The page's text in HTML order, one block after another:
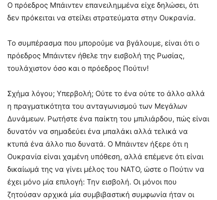
Ο πρόεδρος Μπάιντεν επανειλημμένα είχε δηλώσει, ότι
δεν πρόκειται να στείλει στρατεύματα στην Ουκρανία.
Το συμπέρασμα που μπορούμε να βγάλουμε, είναι ότι ο
πρόεδρος Μπάιντεν ήθελε την εισβολή της Ρωσίας,
τουλάχιστον όσο και ο πρόεδρος Πούτιν!
Σχήμα λόγου; Υπερβολή; Ούτε το ένα ούτε το άλλο αλλά
η πραγματικότητα του ανταγωνισμού των Μεγάλων
Δυνάμεων. Ρωτήστε ένα παίκτη του μπιλιάρδου, πώς είναι
δυνατόν να σημαδεύει ένα μπαλάκι αλλά τελικά να
κτυπά ένα άλλο πιο δυνατά. Ο Μπάιντεν ήξερε ότι η
Ουκρανία είναι χαμένη υπόθεση, αλλά επέμενε ότι είναι
δικαίωμά της να γίνει μέλος του ΝΑΤΟ, ώστε ο Πούτιν να
έχει μόνο μία επιλογή: Την εισβολή. Οι μόνοι που
ζητούσαν αρχικά μία συμβιβαστική συμφωνία ήταν οι